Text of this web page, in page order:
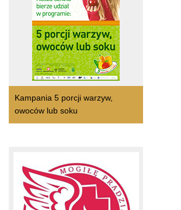
Kampania 5 porcji warzyw,
owoców lub soku